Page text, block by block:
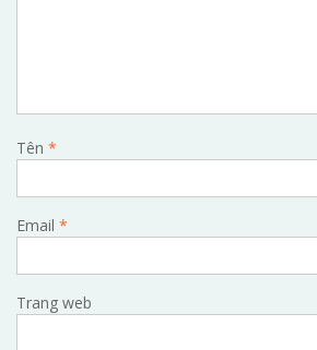
Tên *
Email *
Trang web